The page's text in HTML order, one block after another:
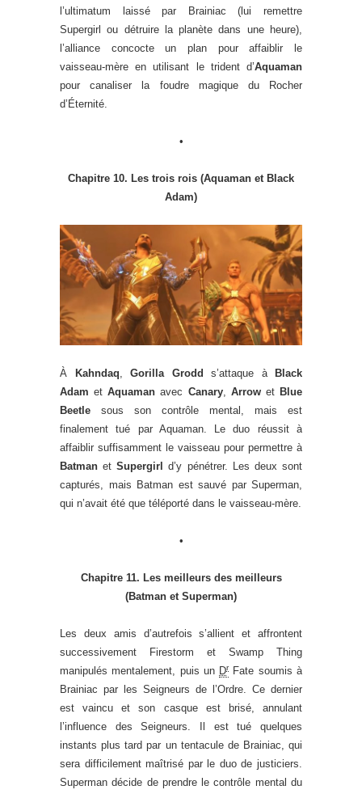
l’ultimatum laissé par Brainiac (lui remettre
Supergirl ou détruire la planète dans une heure),
l’alliance concocte un plan pour affaiblir le
vaisseau-mère en utilisant le trident d’Aquaman
pour canaliser la foudre magique du Rocher
d’Éternité.
•
Chapitre 10. Les trois rois (Aquaman et Black
Adam)
À Kahndaq, Gorilla Grodd s’attaque à
Black
Adam etAquaman avec Canary, Arrowet Blue
Beetle sous son contrôle mental, mais est
finalement tué par Aquaman. Le duo réussit à
affaiblir suffisamment le vaisseau pour permettre à
Batman etSupergirl
d’y pénétrer. Les deux sont
capturés, mais Batman est sauvé par Superman,
qui n’avait été que téléporté dans le vaisseau-mère.
•
Chapitre 11. Les meilleurs des meilleurs
(Batman et Superman)
Les deux amis d’autrefois s’allient et affrontent
successivement Firestorm et Swamp Thing
manipulés mentalement, puis un DrFate soumis à
Brainiac par les Seigneurs de l’Ordre. Ce dernier
est vaincu et son casque est brisé, annulant
l’influence des Seigneurs. Il est tué quelques
instants plus tard par un tentacule de Brainiac, qui
sera difficilement maîtrisé par le duo de justiciers.
Superman décide de prendre le contrôle mental du